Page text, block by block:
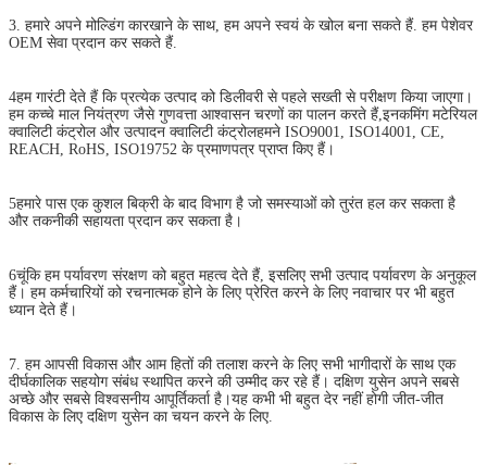
3. हमारे अपने मोल्डिंग कारखाने के साथ, हम अपने स्वयं के खोल बना सकते हैं. हम पेशेवर
OEM सेवा प्रदान कर सकते हैं.
4हम गारंटी देते हैं कि प्रत्येक उत्पाद को डिलीवरी से पहले सख्ती से परीक्षण किया जाएगा।
हम कच्चे माल नियंत्रण जैसे गुणवत्ता आश्वासन चरणों का पालन करते हैं,इनकमिंग मटेरियल
क्वालिटी कंट्रोल और उत्पादन क्वालिटी कंट्रोलहमने ISO9001, ISO14001, CE,
REACH, RoHS, ISO19752 के प्रमाणपत्र प्राप्त किए हैं।
5हमारे पास एक कुशल बिक्री के बाद विभाग है जो समस्याओं को तुरंत हल कर सकता है
और तकनीकी सहायता प्रदान कर सकता है।
6चूंकि हम पर्यावरण संरक्षण को बहुत महत्व देते हैं, इसलिए सभी उत्पाद पर्यावरण के अनुकूल
हैं। हम कर्मचारियों को रचनात्मक होने के लिए प्रेरित करने के लिए नवाचार पर भी बहुत
ध्यान देते हैं।
7. हम आपसी विकास और आम हितों की तलाश करने के लिए सभी भागीदारों के साथ एक
दीर्घकालिक सहयोग संबंध स्थापित करने की उम्मीद कर रहे हैं। दक्षिण युसेन अपने सबसे
अच्छे और सबसे विश्वसनीय आपूर्तिकर्ता है।यह कभी भी बहुत देर नहीं होगी जीत-जीत
विकास के लिए दक्षिण युसेन का चयन करने के लिए.